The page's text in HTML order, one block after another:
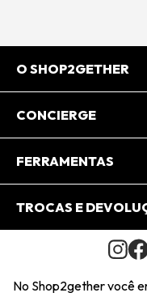
O SHOP2GETHER
Sobre Nós
Journal
CONCIERGE
Central de
Regulamento e
FERRAMENTAS
Minha Conta
Pedido de Presente
Wishlist
TROCAS E
Condições Gerais
Troca Fácil
No Shop2gether você